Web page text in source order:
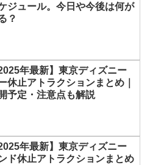
ジュール。今日や今後は何が
？
2025年最新】東京ディズニー
休止アトラクションまとめ｜
予定・注意点も解説
2025年最新】東京ディズニー
ド休止アトラクションまとめ